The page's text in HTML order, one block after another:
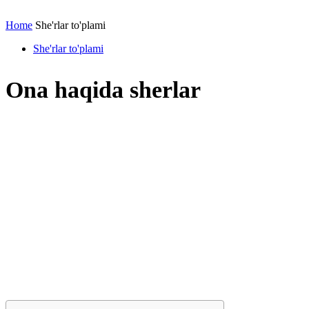
Home She'rlar to'plami
She'rlar to'plami
Ona haqida sherlar